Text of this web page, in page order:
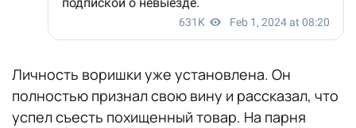
Личность воришки уже установлена. Он
полностью признал свою вину и рассказал, что
успел съесть похищенный товар. На парня